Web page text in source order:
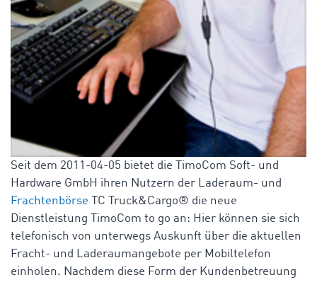
Seit dem 2011-04-05 bietet die TimoCom Soft- und
Hardware GmbH ihren Nutzern der Laderaum- und
Frachtenbörse TC Truck&Cargo® die neue
Dienstleistung TimoCom to go an: Hier können sie sich
telefonisch von unterwegs Auskunft über die aktuellen
Fracht- und Laderaumangebote per Mobiltelefon
einholen. Nachdem diese Form der Kundenbetreuung